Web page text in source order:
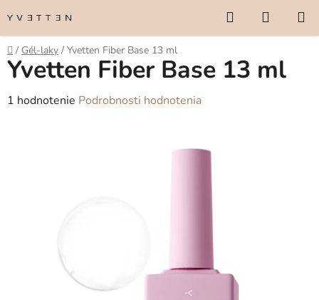
na
obsah
Hľadať
KOŠÍK
Domov
/ Gél-laky / Yvetten Fiber Base 13 ml
Yvetten Fiber Base 13 ml
Priemerné
1 hodnotenie Podrobnosti hodnotenia